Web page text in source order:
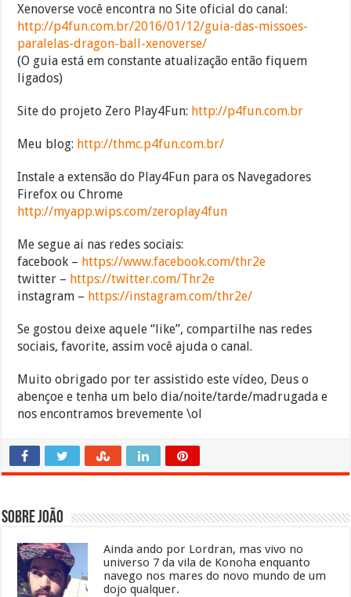
Xenoverse você encontra no Site oficial do canal:
http://p4fun.com.br/2016/01/12/guia-das-missoes-
paralelas-dragon-ball-xenoverse/
(O guia está em constante atualização então fiquem
ligados)
Site do projeto Zero Play4Fun: http://p4fun.com.br
Meu blog: http://thmc.p4fun.com.br/
Instale a extensão do Play4Fun para os Navegadores
Firefox ou Chrome
http://myapp.wips.com/zeroplay4fun
Me segue ai nas redes sociais:
facebook – https://www.facebook.com/thr2e
twitter – https://twitter.com/Thr2e
instagram – https://instagram.com/thr2e/
Se gostou deixe aquele “like”, compartilhe nas redes
sociais, favorite, assim você ajuda o canal.
Muito obrigado por ter assistido este vídeo, Deus o
abençoe e tenha um belo dia/noite/tarde/madrugada e
nos encontramos brevemente \ol
Sobre João
Ainda ando por Lordran, mas vivo no
universo 7 da vila de Konoha enquanto
navego nos mares do novo mundo de um
dojo qualquer.